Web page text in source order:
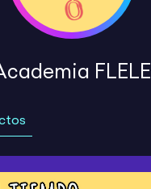
FLELE